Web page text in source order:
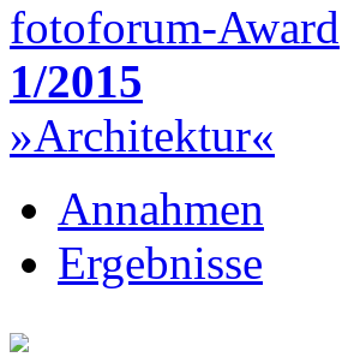
fotoforum-Award
1/2015
»Architektur«
Annahmen
Ergebnisse